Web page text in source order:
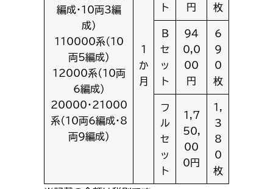
編成・10両3編
成）
110000系（10
両5編成）
12000系（10両
6編成）
20000・21000
系（10両6編成・8
両9編成）
1
か
月
ト
円
枚
B
セ
ッ
ト
94
0,0
00
円
6
9
0
枚
フ
ル
セ
ッ
ト
1,7
50,
00
0円
1,
3
8
0
枚